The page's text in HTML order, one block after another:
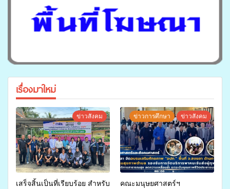
เรื่องมาใหม่
ข่าวสังคม
เสร็จสิ้นเป็นที่เรียบร้อย สำหรับ
ข่าวการศึกษา ข่าวสังคม
คณะมนุษยศาสตร์ฯ